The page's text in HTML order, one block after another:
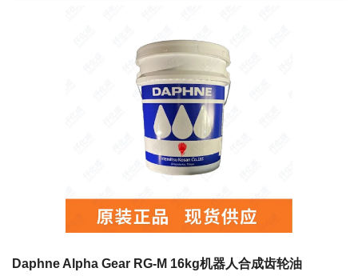
q1508@126.COM
FS2-7 700ml 249063 LUBE润滑脂
FS2-4 400ml 249053 LUBE润滑脂
Daphne Alpha Gear RG-M 16kg机器人合成齿轮油